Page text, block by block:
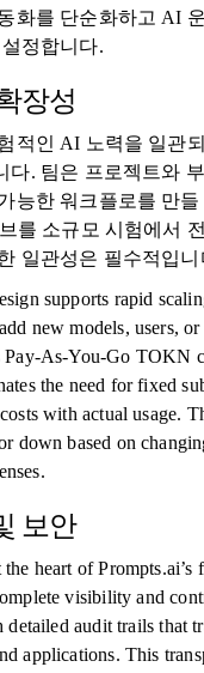
화를 단순화하고 AI
정합니다.
장성
적인 AI 노력을 일관
다. 팀은 프로젝트와
능한 워크플로를 만
를 소규모 시험에서
일관성은 필수적입니
supports rapid
new models, users,
As-You-Go TOKN
the need for fixed
with actual usage.
down based on
보안
heart of Prompts.ai’s
visibility and
audit trails that
applications. This